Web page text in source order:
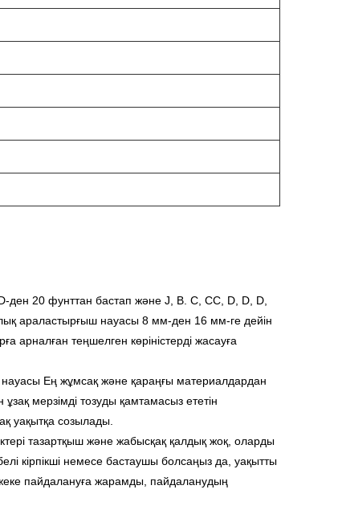
ден 20 фунттан бастап және J, B. C, CC, D, D, D,
араластырғыш науасы 8 мм-ден 16 мм-ге дейін
теңшелген көріністерді жасауға
науасы Ең жұмсақ және қараңғы материалдардан
ұзақ мерзімді тозуды қамтамасыз ететін
уақытқа созылады.
тазартқыш және жабысқақ қалдық жоқ, оларды
кірпікші немесе бастаушы болсаңыз да, уақытты
пайдалануға жарамды, пайдаланудың